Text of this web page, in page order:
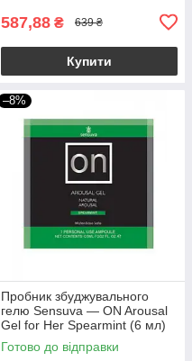
587,88 ₴ 639 ₴
Купити
–8%
Пробник збуджувального
гелю Sensuva — ON Arousal
Gel for Her Spearmint (6 мл)
Готово до відправки